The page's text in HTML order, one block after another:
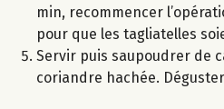
min, recommencer
pour que les tagliatelles
Servir puis saupoudrer de
coriandre hachée.